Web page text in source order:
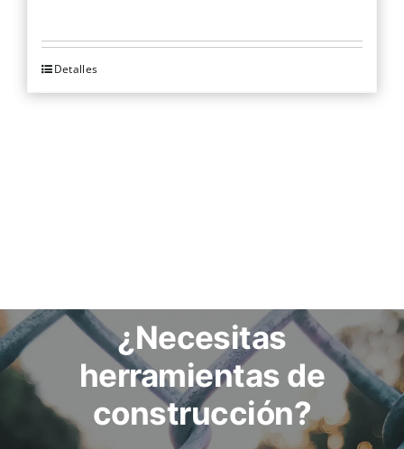
Este
producto
elegir
en
página
de
Detalles
¿Necesitas
herramientas de
construcción?